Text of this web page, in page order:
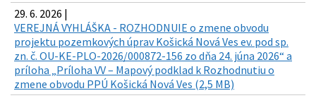
29. 6. 2026 |
VEREJNÁ VYHLÁŠKA - ROZHODNUIE o zmene obvodu
projektu pozemkových úprav Košická Nová Ves ev. pod sp.
zn. č. OU-KE-PLO-2026/000872-156 zo dňa 24. júna 2026“ a
príloha „Príloha VV – Mapový podklad k Rozhodnutiu o
zmene obvodu PPÚ Košická Nová Ves (2,5 MB)